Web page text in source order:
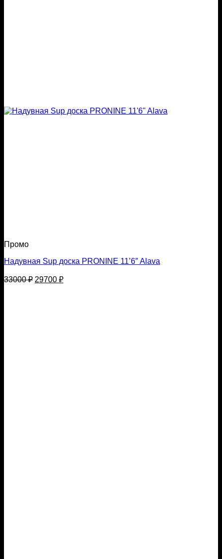
Промо
Надувная Sup доска PRONINE 11’6″ Alava
33000₽ Первоначальная
29700 ₽Текущая